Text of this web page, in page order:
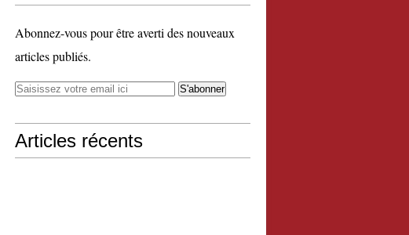
Abonnez-vous pour être averti des nouveaux
articles publiés.
Articles récents